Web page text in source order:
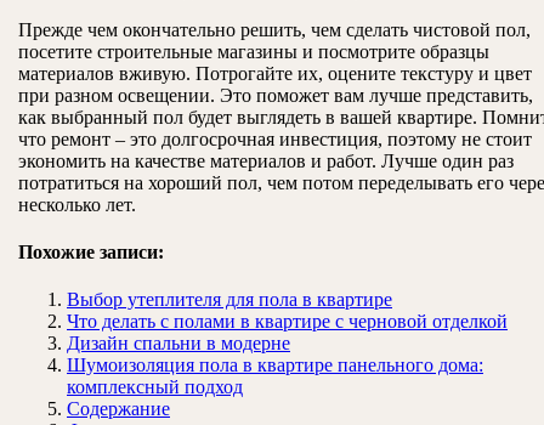
Прежде чем окончательно решить, чем сделать чистовой пол,
посетите строительные магазины и посмотрите образцы
материалов вживую. Потрогайте их, оцените текстуру и цвет
при разном освещении. Это поможет вам лучше представить,
как выбранный пол будет выглядеть в вашей квартире.
что ремонт – это долгосрочная инвестиция, поэтому не стоит
экономить на качестве материалов и работ. Лучше один раз
потратиться на хороший пол, чем потом переделывать его
несколько лет.
Похожие записи:
Выбор утеплителя для пола в квартире
Что делать с полами в квартире с черновой отделкой
Дизайн спальни в модерне
Шумоизоляция пола в квартире панельного дома:
комплексный подход
Содержание